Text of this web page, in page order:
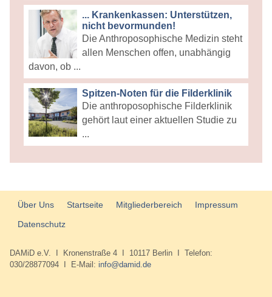
... Krankenkassen: Unterstützen,
nicht bevormunden!
Die Anthroposophische Medizin steht
allen Menschen offen, unabhängig
davon, ob ...
Spitzen-Noten für die Filderklinik
Die anthroposophische Filderklinik
gehört laut einer aktuellen Studie zu
...
Über Uns Startseite Mitgliederbereich
Impressum
Datenschutz
DAMiD e.V. I Kronenstraße 4 I 10117 Berlin I Telefon:
030/28877094 I E-Mail: info@damid.de